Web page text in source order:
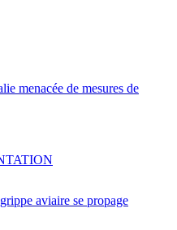
menacée de mesures de
aviaire se propage